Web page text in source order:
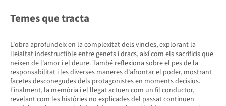
Temes que tracta
L'obra aprofundeix en la complexitat dels vincles, explorant la
lleialtat indestructible entre genets i dracs, així com els sacrificis que
neixen de l'amor i el deure. També reflexiona sobre el pes de la
responsabilitat i les diverses maneres d'afrontar el poder, mostrant
facetes desconegudes dels protagonistes en moments decisius.
Finalment, la memòria i el llegat actuen com un fil conductor,
revelant com les històries no explicades del passat continuen